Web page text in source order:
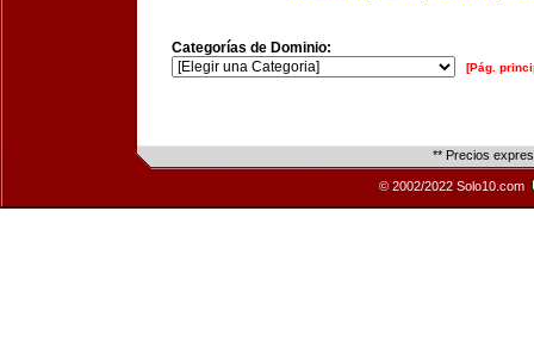
Categorías de Dominio:
[Pág.
** Precios
© 2002/2022 Solo10.com